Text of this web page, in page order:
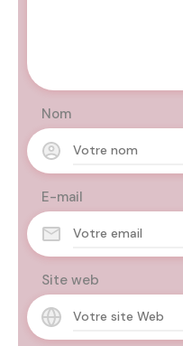
Nom
E-mail
Site web